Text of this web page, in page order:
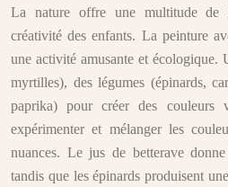
La nature offre une multitude de
créativité des enfants. La peinture
une activité amusante et écologique.
myrtilles), des légumes (épinards,
paprika) pour créer des couleurs
expérimenter et mélanger les
nuances. Le jus de betterave
tandis que les épinards produisent